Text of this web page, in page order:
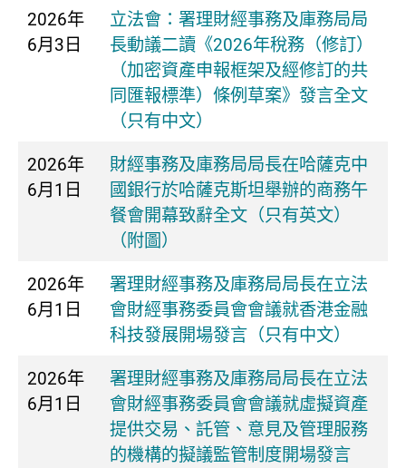
2026年
6月3日
立法會：署理財經事務及庫務局局
長動議二讀《2026年稅務（修訂）
（加密資產申報框架及經修訂的共
同匯報標準）條例草案》發言全文
（只有中文）
2026年
6月1日
財經事務及庫務局局長在哈薩克中
國銀行於哈薩克斯坦舉辦的商務午
餐會開幕致辭全文（只有英文）
（附圖）
2026年
6月1日
​署理財經事務及庫務局局長在立法
會財經事務委員會會議就香港金融
科技發展開場發言（只有中文）
2026年
6月1日
​署理財經事務及庫務局局長在立法
會財經事務委員會會議就虛擬資產
提供交易、託管、意見及管理服務
的機構的擬議監管制度開場發言